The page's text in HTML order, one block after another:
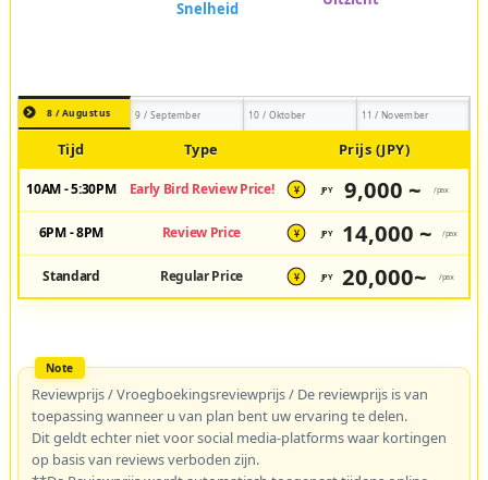
8 / Augustus 9 / September 10 / Oktober 11 / November
Tijd Type Prijs (JPY)
10AM - 5:30PM Early Bird Review Price! ¥ JPY 9,000 ~ /pax
6PM - 8PM Review Price ¥ JPY 14,000 ~ /pax
Standard Regular Price ¥ JPY 20,000~ /pax
Reviewprijs / Vroegboekingsreviewprijs / De reviewprijs is van
toepassing wanneer u van plan bent uw ervaring te delen.
Dit geldt echter niet voor social media-platforms waar kortingen
op basis van reviews verboden zijn.